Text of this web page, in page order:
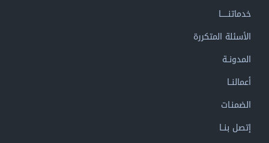
خدماتنــــــا
الأسئلة المتكررة
المدونــة
أعمالنــا
الضمنـات
إتصل بنــا